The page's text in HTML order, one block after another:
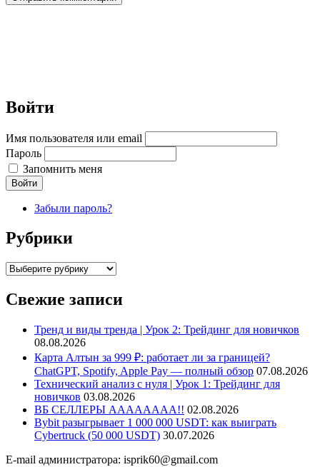
Войти
Имя пользователя или email
Пароль
Запомнить меня
Войти
Забыли пароль?
Рубрики
Рубрики
Свежие записи
Тренд и виды тренда | Урок 2: Трейдинг для новичков
08.08.2026
Карта Алтын за 999 ₽: работает ли за границей?
ChatGPT, Spotify, Apple Pay — полный обзор 07.08.2026
Технический анализ с нуля | Урок 1: Трейдинг для
новичков 03.08.2026
ВБ СЕЛЛЕРЫ АААААААА!! 02.08.2026
Bybit разыгрывает 1 000 000 USDT: как выиграть
Cybertruck (50 000 USDT) 30.07.2026
E-mail администратора: isprik60@gmail.com